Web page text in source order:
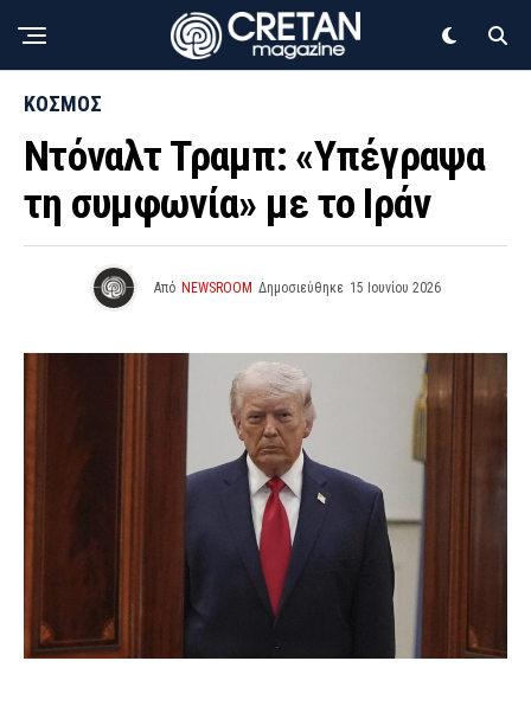
ΚΟΣΜΟΣ
Ντόναλτ Τραμπ: «Υπέγραψα
τη συμφωνία» με το Ιράν
Από NEWSROOM Δημοσιεύθηκε 15 Ιουνίου 2026